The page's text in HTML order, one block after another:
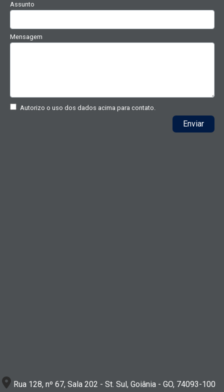
Assunto
Mensagem
Autorizo o uso dos dados acima para contato.
Enviar
Rua 128, nº 67, Sala 202 - St. Sul, Goiânia - GO, 74093-100